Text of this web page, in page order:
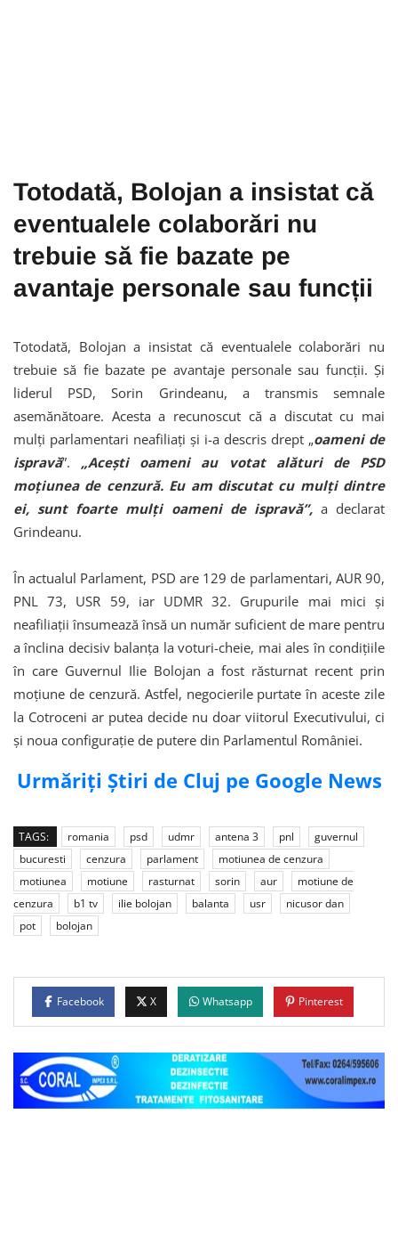
Totodată, Bolojan a insistat că
eventualele colaborări nu
trebuie să fie bazate pe
avantaje personale sau funcții
Totodată, Bolojan a insistat că eventualele colaborări nu
trebuie să fie bazate pe avantaje personale sau funcții. Și
liderul PSD, Sorin Grindeanu, a transmis semnale
asemănătoare. Acesta a recunoscut că a discutat cu mai
mulți parlamentari neafiliați și i-a descris drept „oameni de
ispravă”. „Acești oameni au votat alături de PSD
moțiunea de cenzură. Eu am discutat cu mulți dintre
ei, sunt foarte mulți oameni de ispravă”,a declarat
Grindeanu.
În actualul Parlament, PSD are 129 de parlamentari, AUR 90,
PNL 73, USR 59, iar UDMR 32. Grupurile mai mici și
neafiliații însumează însă un număr suficient de mare pentru
a înclina decisiv balanța la voturi-cheie, mai ales în condițiile
în care Guvernul Ilie Bolojan a fost răsturnat recent prin
moțiune de cenzură. Astfel, negocierile purtate în aceste zile
la Cotroceni ar putea decide nu doar viitorul Executivului, ci
și noua configurație de putere din Parlamentul României.
Urmăriți Știri de Cluj pe Google News
TAGS: romania psd udmr antena 3 pnl
guvernul
bucuresti
cenzura parlament
motiunea de cenzura
motiunea
motiune rasturnat sorin aur
motiune de
cenzura
b1 tv ilie bolojan balanta usr
nicusor dan
pot
bolojan
Facebook X Whatsapp Pinterest